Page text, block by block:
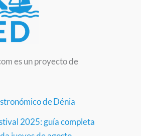
es un proyecto de
de Dénia
2025: guía completa